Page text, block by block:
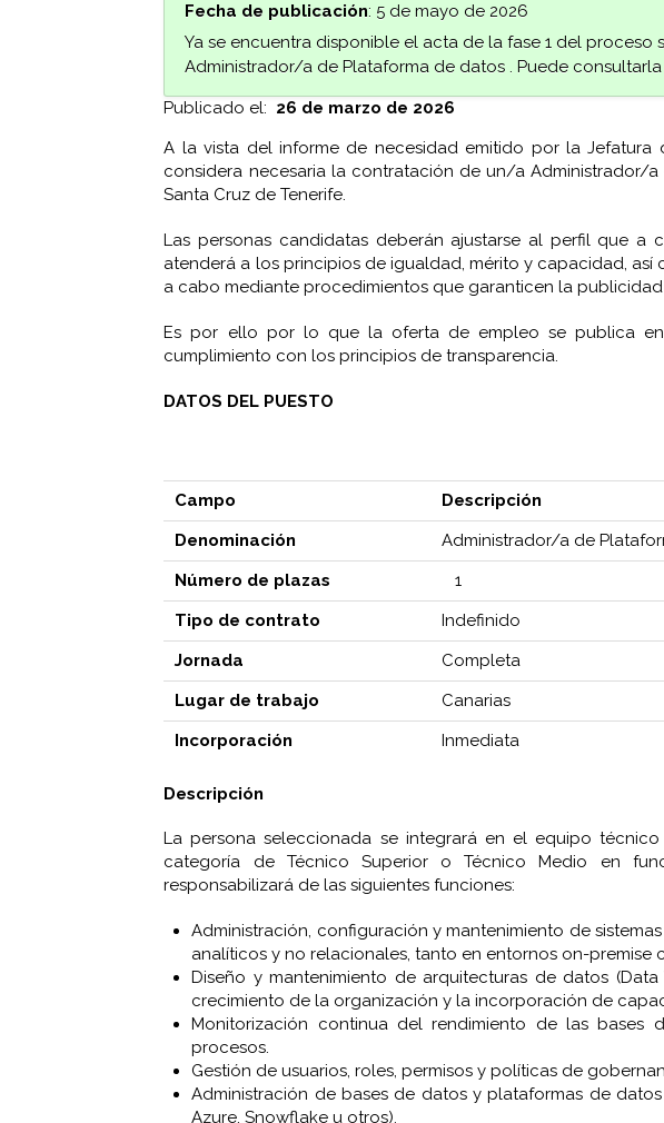
Fecha de publicación: 5 de mayo de 2026
Ya se encuentra disponible el acta de la fase 1 del proceso
Administrador/a de Plataforma de datos . Puede
Publicado el: 26 de marzo de 2026
A la vista del informe de necesidad emitido por la Jefatura
considera necesaria la contratación de un/a Administrador/
Santa Cruz de Tenerife.
Las personas candidatas deberán ajustarse al perfil que a
atenderá a los principios de igualdad, mérito y capacidad,
a cabo mediante procedimientos que garanticen la
Es por ello por lo que la oferta de empleo se publica
cumplimiento con los principios de transparencia.
DATOS DEL PUESTO
Campo
Descripción
Denominación
Administrador/a de
Número de plazas
1
Tipo de contrato
Indefinido
Jornada
Completa
Lugar de trabajo
Canarias
Incorporación
Inmediata
Descripción
La persona seleccionada se integrará en el equipo
categoría de Técnico Superior o Técnico Medio en
responsabilizará de las siguientes funciones:
Administración, configuración y mantenimiento de
analíticos y no relacionales, tanto en entornos on-premise
Diseño y mantenimiento de arquitecturas de datos
crecimiento de la organización y la incorporación de
Monitorización continua del rendimiento de las
procesos.
Gestión de usuarios, roles, permisos y políticas de
Administración de bases de datos y plataformas de
Azure, Snowflake u otros).